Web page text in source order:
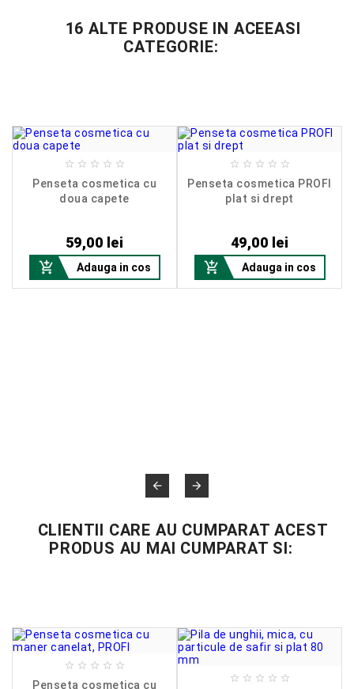
16 ALTE PRODUSE IN ACEEASI
CATEGORIE:
    
Penseta cosmetica cu
doua capete
59,00 lei
 Adauga in cos
    
Penseta cosmetica PROFI
plat si drept
49,00 lei
 Adauga in cos
 
CLIENTII CARE AU CUMPARAT ACEST
PRODUS AU MAI CUMPARAT SI:
    
Penseta cosmetica cu
    